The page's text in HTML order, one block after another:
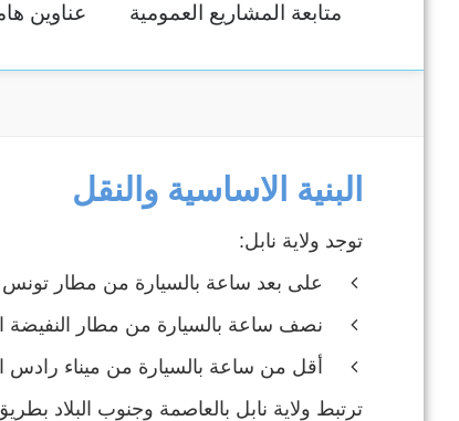
متابعة المشاريع العمومية عناوين
البنية الاساسية والنقل
توجد ولاية نابل:
على بعد ساعة بالسيارة من مطار تونس
نصف ساعة بالسيارة من مطار النفيضة
أقل من ساعة بالسيارة من ميناء رادس
ترتبط ولاية نابل بالعاصمة وجنوب البلاد